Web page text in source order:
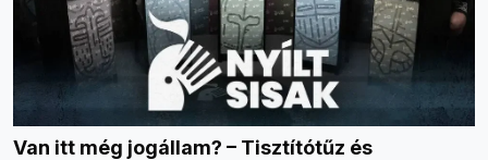
Van itt még jogállam? – Tisztítótűz és